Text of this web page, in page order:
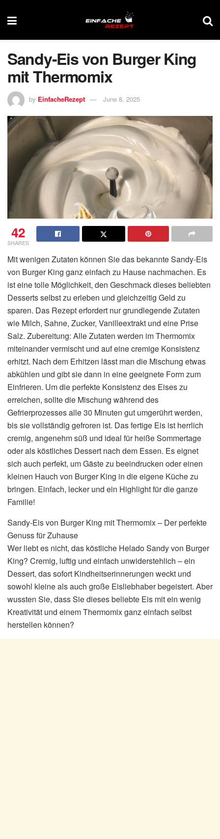
Sandy-Eis von Burger King
mit Thermomix
by EinfacheRezept June 8, 2025
42
SHARES
Mit wenigen Zutaten können Sie das bekannte Sandy-Eis
von Burger King ganz einfach zu Hause nachmachen. Es
ist eine tolle Möglichkeit, den Geschmack dieses beliebten
Desserts selbst zu erleben und gleichzeitig Geld zu
sparen. Das Rezept erfordert nur grundlegende Zutaten
wie Milch, Sahne, Zucker, Vanilleextrakt und eine Prise
Salz. Zubereitung: Alle Zutaten werden im Thermomix
miteinander vermischt und auf eine cremige Konsistenz
erhitzt. Nach dem Erhitzen lässt man die Mischung etwas
abkühlen und gibt sie dann in eine geeignete Form zum
Einfrieren. Um die perfekte Konsistenz des Eises zu
erreichen, sollte die Mischung während des
Gefrierprozesses alle 30 Minuten gut umgerührt werden,
bis sie vollständig gefroren ist. Das fertige Eis ist herrlich
cremig, angenehm süß und ideal für heiße Sommertage
oder als köstliches Dessert nach dem Essen. Es eignet
sich auch perfekt, um Gäste zu beeindrucken oder einen
kleinen Hauch von Burger King in die eigene Küche zu
bringen. Einfach, lecker und ein Highlight für die ganze
Familie!
Sandy-Eis von Burger King mit Thermomix – Der perfekte
Genuss für Zuhause
Wer liebt es nicht, das köstliche Helado Sandy von Burger
King? Cremig, luftig und einfach unwiderstehlich – ein
Dessert, das sofort Kindheitserinnerungen weckt und
sowohl kleine als auch große Eisliebhaber begeistert. Aber
wussten Sie, dass Sie dieses beliebte Eis mit ein wenig
Kreativität und einem Thermomix ganz einfach selbst
herstellen können?